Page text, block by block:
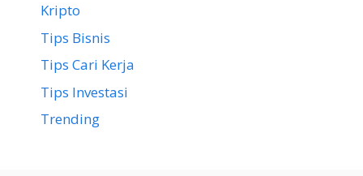
Kripto
Tips Bisnis
Tips Cari Kerja
Tips Investasi
Trending